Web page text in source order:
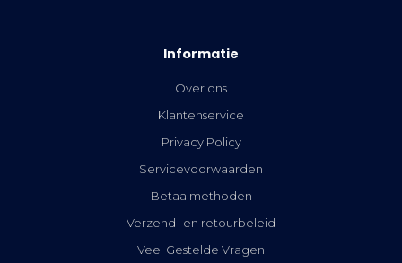
Informatie
Over ons
Klantenservice
Privacy Policy
Servicevoorwaarden
Betaalmethoden
Verzend- en retourbeleid
Veel Gestelde Vragen